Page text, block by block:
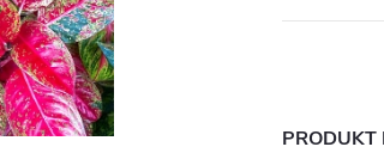
PRODUKT